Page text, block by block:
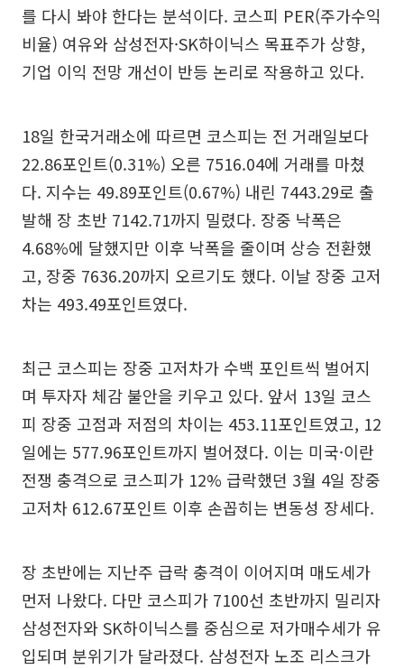
를 다시 봐야 한다는 분석이다. 코스피 PER(주가수익
비율) 여유와 삼성전자·SK하이닉스 목표주가 상향,
기업 이익 전망 개선이 반등 논리로 작용하고 있다.
18일 한국거래소에 따르면 코스피는 전 거래일보다
22.86포인트(0.31%) 오른 7516.04에 거래를 마쳤
다. 지수는 49.89포인트(0.67%) 내린 7443.29로 출
발해 장 초반 7142.71까지 밀렸다. 장중 낙폭은
4.68%에 달했지만 이후 낙폭을 줄이며 상승 전환했
고, 장중 7636.20까지 오르기도 했다. 이날 장중 고저
차는 493.49포인트였다.
최근 코스피는 장중 고저차가 수백 포인트씩 벌어지
며 투자자 체감 불안을 키우고 있다. 앞서 13일 코스
피 장중 고점과 저점의 차이는 453.11포인트였고, 12
일에는 577.96포인트까지 벌어졌다. 이는 미국·이란
전쟁 충격으로 코스피가 12% 급락했던 3월 4일 장중
고저차 612.67포인트 이후 손꼽히는 변동성 장세다.
장 초반에는 지난주 급락 충격이 이어지며 매도세가
먼저 나왔다. 다만 코스피가 7100선 초반까지 밀리자
삼성전자와 SK하이닉스를 중심으로 저가매수세가 유
입되며 분위기가 달라졌다. 삼성전자 노조 리스크가